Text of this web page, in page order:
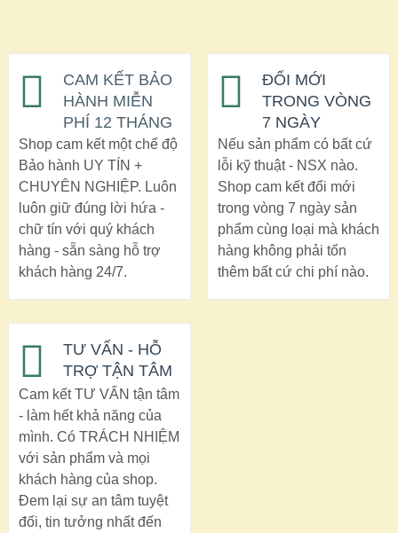
CAM KẾT BẢO
HÀNH MIỄN
PHÍ 12 THÁNG
Shop cam kết một chế độ
Bảo hành UY TÍN +
CHUYÊN NGHIỆP. Luôn
luôn giữ đúng lời hứa -
chữ tín với quý khách
hàng - sẵn sàng hỗ trợ
khách hàng 24/7.
ĐỔI MỚI
TRONG VÒNG
7 NGÀY
Nếu sản phẩm có bất cứ
lỗi kỹ thuật - NSX nào.
Shop cam kết đổi mới
trong vòng 7 ngày sản
phẩm cùng loại mà khách
hàng không phải tốn
thêm bất cứ chi phí nào.
TƯ VẤN - HỖ
TRỢ TẬN TÂM
Cam kết TƯ VẤN tận tâm
- làm hết khả năng của
mình. Có TRÁCH NHIỆM
với sản phẩm và mọi
khách hàng của shop.
Đem lại sự an tâm tuyệt
đối, tin tưởng nhất đến